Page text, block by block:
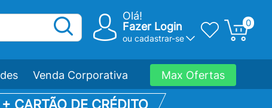
Olá!
Fazer Login
ou cadastrar-se
0
Venda Corporativa Max Ofertas
CARTÃO DE CRÉDITO